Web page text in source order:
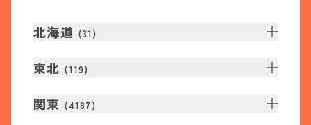
北海道 (31 )
東北 (119)
関東 (4187 )